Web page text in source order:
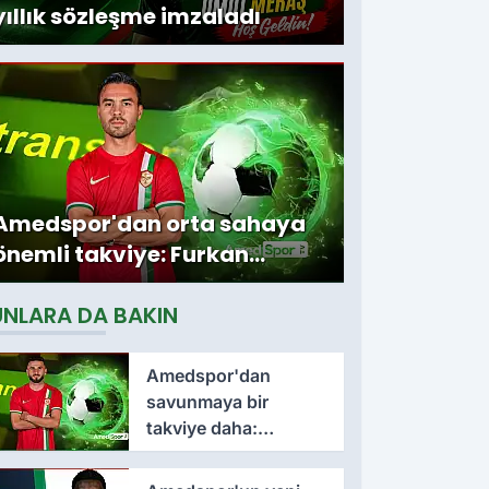
sözleşme imzaladı
orta sahaya
takviye: Furkan
ile sözleşme
DA BAKIN
Amedspor'dan
savunmaya bir
takviye daha:
Lumbardh Dellova ile
3 yıllık imza